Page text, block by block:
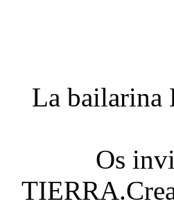
La bailarina
Os